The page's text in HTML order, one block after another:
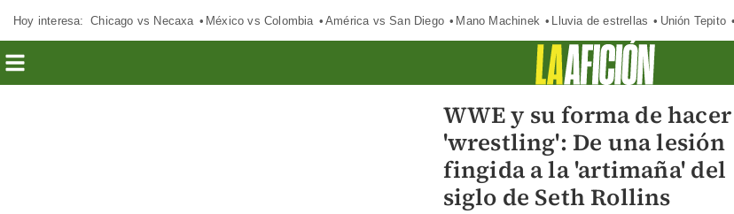
Hoy interesa: Chicago vs Necaxa México vs Colombia América vs San Diego Mano Machinek Lluvia de estrellas Unión Tepito
WWE y su forma de hacer
'wrestling': De una lesión
fingida a la 'artimaña' del
siglo de Seth Rollins